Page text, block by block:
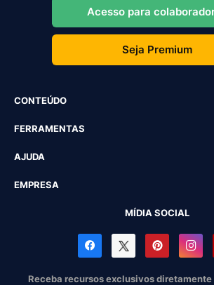
Acesso para
Seja Premium
CONTEÚDO
FERRAMENTAS
AJUDA
EMPRESA
MÍDIA SOCIAL
Receba recursos exclusivos diretamente